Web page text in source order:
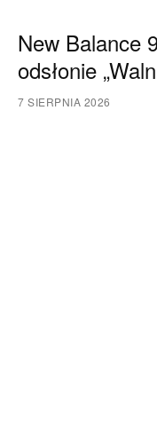
New Balance
odsłonie
7 SIERPNIA 2026